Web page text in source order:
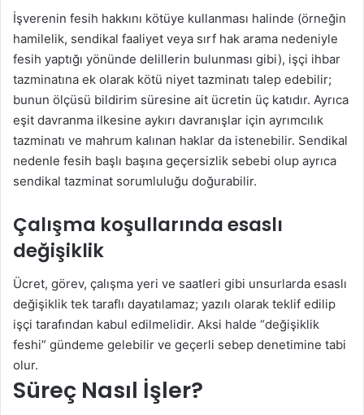
İşverenin fesih hakkını kötüye kullanması halinde (örneğin
hamilelik, sendikal faaliyet veya sırf hak arama nedeniyle
fesih yaptığı yönünde delillerin bulunması gibi), işçi ihbar
tazminatına ek olarak kötü niyet tazminatı talep edebilir;
bunun ölçüsü bildirim süresine ait ücretin üç katıdır. Ayrıca
eşit davranma ilkesine aykırı davranışlar için ayrımcılık
tazminatı ve mahrum kalınan haklar da istenebilir. Sendikal
nedenle fesih başlı başına geçersizlik sebebi olup ayrıca
sendikal tazminat sorumluluğu doğurabilir.
Çalışma koşullarında esaslı
değişiklik
Ücret, görev, çalışma yeri ve saatleri gibi unsurlarda esaslı
değişiklik tek taraflı dayatılamaz; yazılı olarak teklif edilip
işçi tarafından kabul edilmelidir. Aksi halde “değişiklik
feshi” gündeme gelebilir ve geçerli sebep denetimine tabi
olur.
Süreç Nasıl İşler?